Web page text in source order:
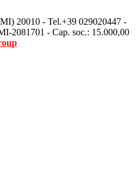
20010 - Tel.+39 029020447 -
2081701 - Cap. soc.: 15.000,00